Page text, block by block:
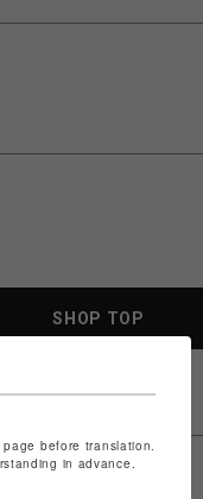
SHOP TOP
before translation.
in advance.